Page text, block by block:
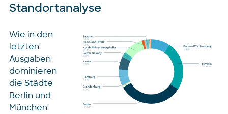
Standortanalyse
Wie in den
letzten
Ausgaben
dominieren
die Städte
Berlin und
München